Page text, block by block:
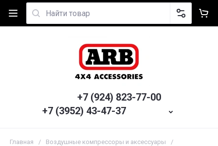
+7 (924) 823-77-00
+7 (3952) 43-47-37
Главная / Воздушные компрессоры и аксессуары
/